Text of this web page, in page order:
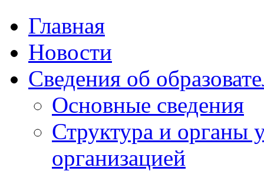
Главная
Новости
Сведения об
Основные сведения
Структура и органы
организацией